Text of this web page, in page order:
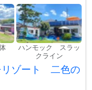
ハンモック スラッ
クライン
ゾート 二色の